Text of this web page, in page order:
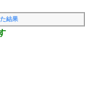
結果